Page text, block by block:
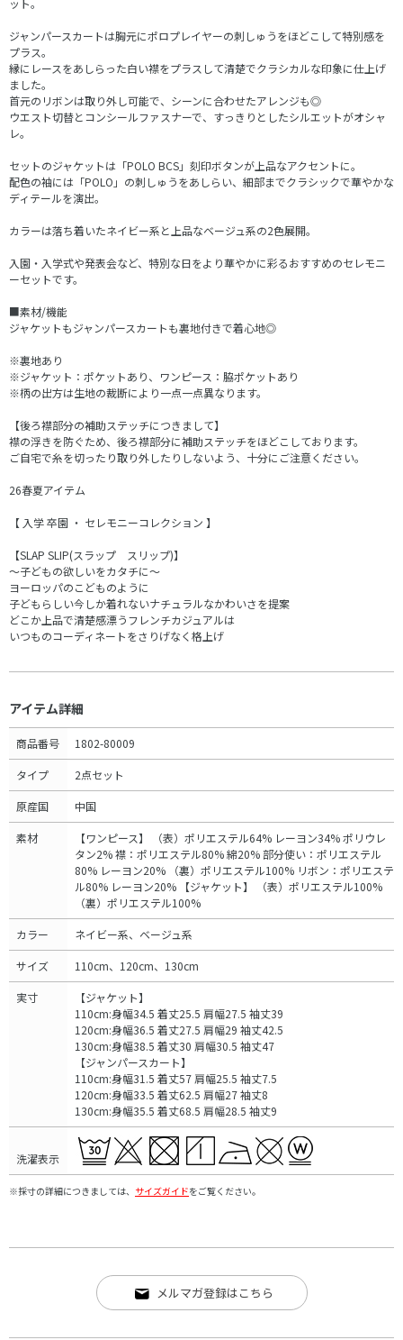
ット。
ジャンパースカートは胸元にポロプレイヤーの刺しゅうをほどこして特別感を
プラス。
縁にレースをあしらった白い襟をプラスして清楚でクラシカルな印象に仕上げ
ました。
首元のリボンは取り外し可能で、シーンに合わせたアレンジも◎
ウエスト切替とコンシールファスナーで、すっきりとしたシルエットがオシャ
レ。
セットのジャケットは「POLO BCS」刻印ボタンが上品なアクセントに。
配色の袖には「POLO」の刺しゅうをあしらい、細部までクラシックで華やかな
ディテールを演出。
カラーは落ち着いたネイビー系と上品なベージュ系の2色展開。
入園・入学式や発表会など、特別な日をより華やかに彩るおすすめのセレモニ
ーセットです。
■素材/機能
ジャケットもジャンパースカートも裏地付きで着心地◎
※裏地あり
※ジャケット：ポケットあり、ワンピース：脇ポケットあり
※柄の出方は生地の裁断により一点一点異なります。
【後ろ襟部分の補助ステッチにつきまして】
襟の浮きを防ぐため、後ろ襟部分に補助ステッチをほどこしております。
ご自宅で糸を切ったり取り外したりしないよう、十分にご注意ください。
26春夏アイテム
【 入学 卒園 ・ セレモニーコレクション 】
【SLAP SLIP(スラップ スリップ)】
～子どもの欲しいをカタチに～
ヨーロッパのこどものように
子どもらしい今しか着れないナチュラルなかわいさを提案
どこか上品で清楚感漂うフレンチカジュアルは
いつものコーディネートをさりげなく格上げ
アイテム詳細
商品番号 1802-80009
タイプ 2点セット
原産国 中国
素材
【ワンピース】 （表）ポリエステル64% レーヨン34% ポリウレ
タン2% 襟：ポリエステル80% 綿20% 部分使い：ポリエステル
80% レーヨン20% （裏）ポリエステル100% リボン：ポリエステ
ル80% レーヨン20% 【ジャケット】 （表）ポリエステル100%
（裏）ポリエステル100%
カラー ネイビー系、ベージュ系
サイズ 110cm、120cm、130cm
実寸
【ジャケット】
110cm:身幅34.5 着丈25.5 肩幅27.5 袖丈39
120cm:身幅36.5 着丈27.5 肩幅29 袖丈42.5
130cm:身幅38.5 着丈30 肩幅30.5 袖丈47
【ジャンパースカート】
110cm:身幅31.5 着丈57 肩幅25.5 袖丈7.5
120cm:身幅33.5 着丈62.5 肩幅27 袖丈8
130cm:身幅35.5 着丈68.5 肩幅28.5 袖丈9
洗濯表示
※採寸の詳細につきましては、 サイズガイドをご覧ください。
メルマガ登録はこちら